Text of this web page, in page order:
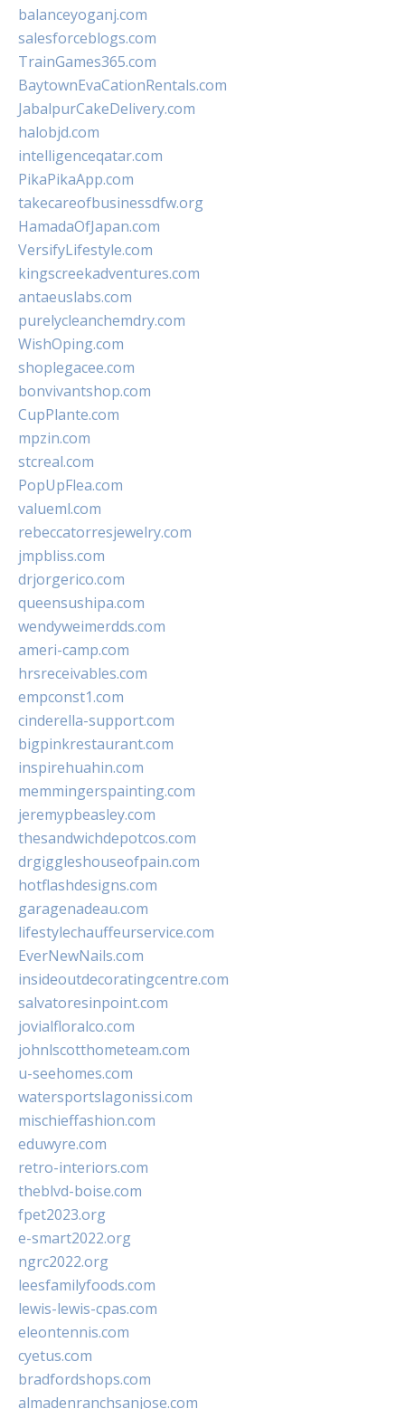
balanceyoganj.com
salesforceblogs.com
TrainGames365.com
BaytownEvaCationRentals.com
JabalpurCakeDelivery.com
halobjd.com
intelligenceqatar.com
PikaPikaApp.com
takecareofbusinessdfw.org
HamadaOfJapan.com
VersifyLifestyle.com
kingscreekadventures.com
antaeuslabs.com
purelycleanchemdry.com
WishOping.com
shoplegacee.com
bonvivantshop.com
CupPlante.com
mpzin.com
stcreal.com
PopUpFlea.com
valueml.com
rebeccatorresjewelry.com
jmpbliss.com
drjorgerico.com
queensushipa.com
wendyweimerdds.com
ameri-camp.com
hrsreceivables.com
empconst1.com
cinderella-support.com
bigpinkrestaurant.com
inspirehuahin.com
memmingerspainting.com
jeremypbeasley.com
thesandwichdepotcos.com
drgiggleshouseofpain.com
hotflashdesigns.com
garagenadeau.com
lifestylechauffeurservice.com
EverNewNails.com
insideoutdecoratingcentre.com
salvatoresinpoint.com
jovialfloralco.com
johnlscotthometeam.com
u-seehomes.com
watersportslagonissi.com
mischieffashion.com
eduwyre.com
retro-interiors.com
theblvd-boise.com
fpet2023.org
e-smart2022.org
ngrc2022.org
leesfamilyfoods.com
lewis-lewis-cpas.com
eleontennis.com
cyetus.com
bradfordshops.com
almadenranchsanjose.com